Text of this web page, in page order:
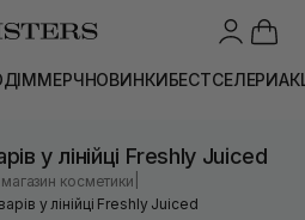
ДІММЕРЧНОВИНКИБЕСТСЕЛЕРИ
у лінійці Freshly Juiced
магазин косметики
у лінійці Freshly Juiced